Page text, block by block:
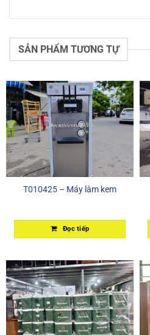
SẢN PHẨM TƯƠNG TỰ
T010425 – Máy làm kem
Đọc tiếp